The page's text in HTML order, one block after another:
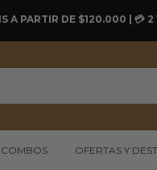
A PARTIR DE $120.000 | 💳
COMBOS OFERTAS Y